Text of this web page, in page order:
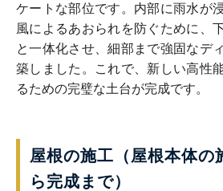
ケートな部位です。内部に雨水が
風によるあおられを防ぐために、
と一体化させ、細部まで強固なデ
築しました。これで、新しい高性
るための完璧な土台が完成です。
屋根の施工（屋根本体の
ら完成まで）